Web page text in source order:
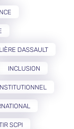
DASSAULT
INCLUSION
SCPI